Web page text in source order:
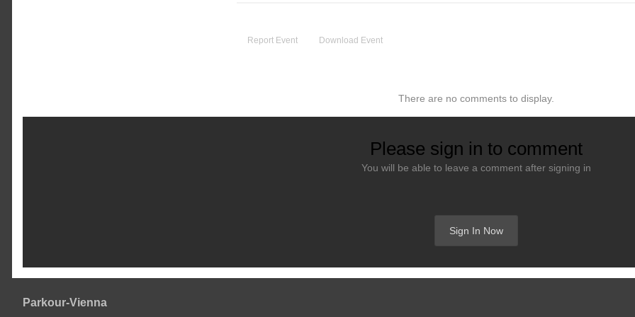
Report Event Download Event
There are no comments to display.
Please sign in to comment
You will be able to leave a comment after signing in
Sign In Now
Parkour-Vienna